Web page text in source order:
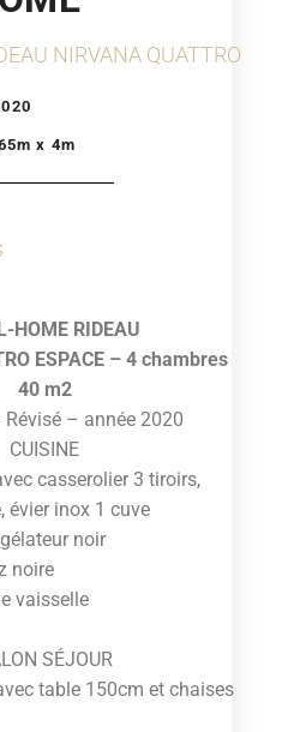
NIRVANA QUATTRO
x 4m
HOME RIDEAU
ESPACE – 4 chambres
40 m2
– année 2020
CUISINE
casserolier 3 tiroirs,
évier inox 1 cuve
noir
noire
vaisselle
SÉJOUR
table 150cm et chaises